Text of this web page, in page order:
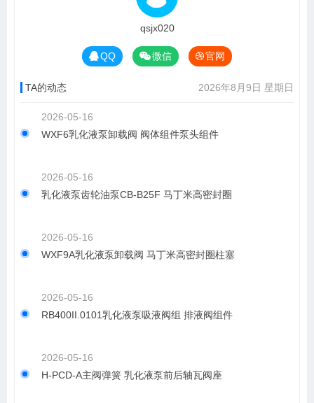
qsjx020
QQ 微信 官网
TA的动态 2026年8月9日 星期日
2026-05-16
WXF6乳化液泵卸载阀 阀体组件泵头组件
2026-05-16
乳化液泵齿轮油泵CB-B25F 马丁米高密封圈
2026-05-16
WXF9A乳化液泵卸载阀 马丁米高密封圈柱塞
2026-05-16
RB400II.0101乳化液泵吸液阀组 排液阀组件
2026-05-16
H-PCD-A主阀弹簧 乳化液泵前后轴瓦阀座